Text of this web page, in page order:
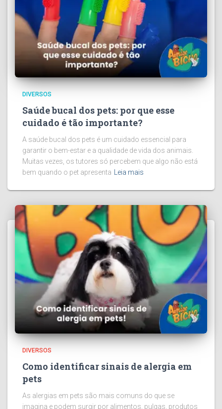
DIVERSOS
Saúde bucal dos pets: por que esse
cuidado é tão importante?
A saúde bucal dos pets é um cuidado essencial para
garantir o bem-estar e a qualidade de vida dos animais.
Muitas vezes, os tutores só percebem que algo não está
bem quando o pet apresenta Leia mais
DIVERSOS
Como identificar sinais de alergia em
pets
As alergias em pets são mais comuns do que se
imagina e podem surgir por alimentos, pulgas, produtos